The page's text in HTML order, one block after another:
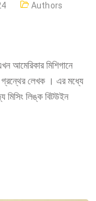
Authors
আমেরিকার মিশিগানে
লেখক । এর মধ্যে
লিঙ্ক বিটউইন